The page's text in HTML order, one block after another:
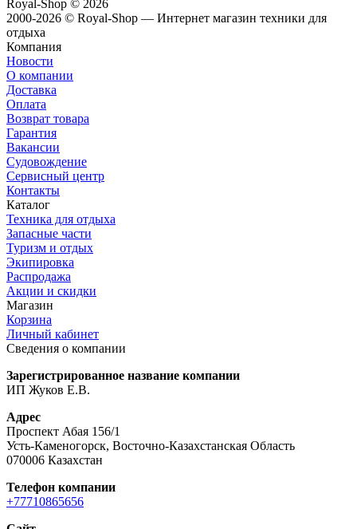
Royal-Shop © 2026
2000-2026 © Royal-Shop — Интернет магазин техники для
отдыха
Компания
Новости
О компании
Доставка
Оплата
Возврат товара
Гарантия
Вакансии
Судовождение
Сервисный центр
Контакты
Каталог
Техника для отдыха
Запасные части
Туризм и отдых
Экипировка
Распродажа
Акции и скидки
Магазин
Корзина
Личный кабинет
Сведения о компании
Зарегистрированное название компании
ИП Жуков Е.В.
Адрес
Проспект Абая 156/1
Усть-Каменогорск, Восточно-Казахстанская Область
070006 Казахстан
Телефон компании
+77710865656